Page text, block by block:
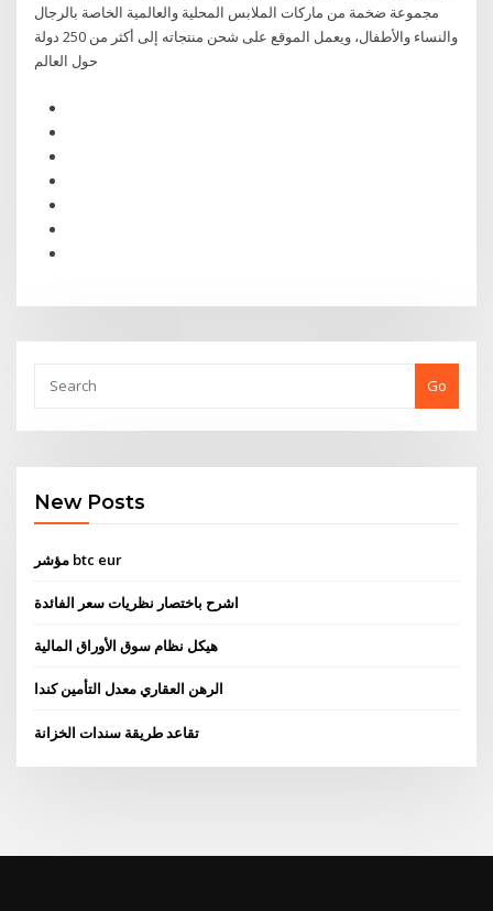
مجموعة ضخمة من ماركات الملابس المحلية والعالمية الخاصة بالرجال
والنساء والأطفال، ويعمل الموقع على شحن منتجاته إلى أكثر من 250 دولة
حول العالم
Go
New Posts
مؤشر btc eur
اشرح باختصار نظريات سعر الفائدة
هيكل نظام سوق الأوراق المالية
الرهن العقاري معدل التأمين كندا
تقاعد طريقة سندات الخزانة